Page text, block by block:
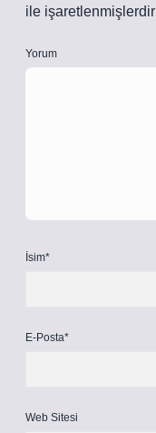
ile işaretlenmişlerdir
Yorum
İsim*
E-Posta*
Web Sitesi